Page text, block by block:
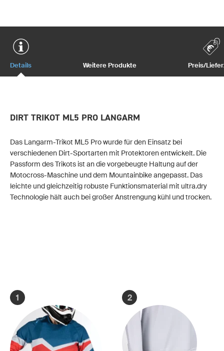
Details Weitere Produkte Preis/
DIRT TRIKOT ML5 PRO LANGARM
Das Langarm-Trikot ML5 Pro wurde für den Einsatz bei
verschiedenen Dirt-Sportarten mit Protektoren entwickelt. Die
Passform des Trikots ist an die vorgebeugte Haltung auf der
Motocross-Maschine und dem Mountainbike angepasst. Das
leichte und gleichzeitig robuste Funktionsmaterial mit ultra.dry
Technologie hält auch bei großer Anstrengung kühl und trocken.
1 2